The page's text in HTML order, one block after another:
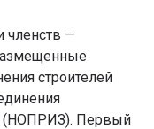
членств —
строителей
(НОПРИЗ). Первый